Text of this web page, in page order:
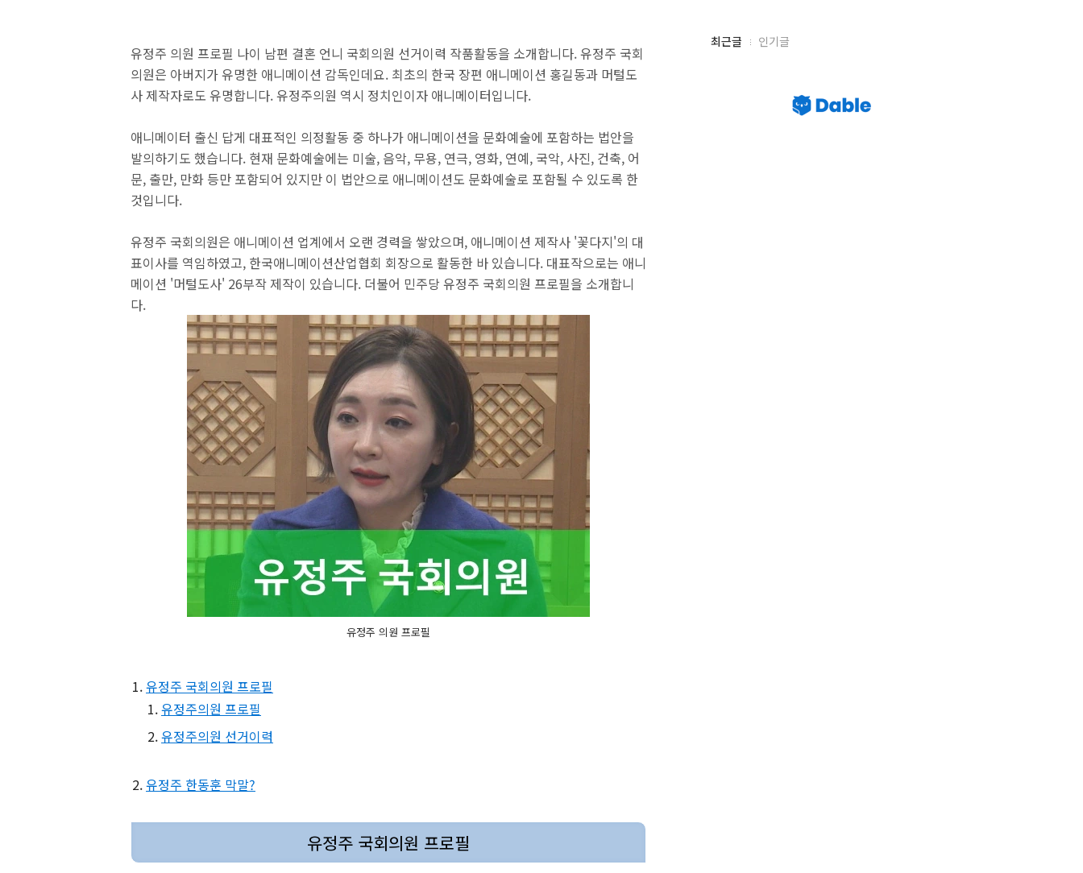
유정주 의원 프로필 나이 남편 결혼 언니 국회의원 선거이력 작품활동을 소개합니다. 유정주 국회
의원은 아버지가 유명한 애니메이션 감독인데요. 최초의 한국 장편 애니메이션 홍길동과 머털도
사 제작자로도 유명합니다. 유정주의원 역시 정치인이자 애니메이터입니다.
애니메이터 출신 답게 대표적인 의정활동 중 하나가 애니메이션을 문화예술에 포함하는 법안을
발의하기도 했습니다. 현재 문화예술에는 미술, 음악, 무용, 연극, 영화, 연예, 국악, 사진, 건축, 어
문, 출만, 만화 등만 포함되어 있지만 이 법안으로 애니메이션도 문화예술로 포함될 수 있도록 한
것입니다.
유정주 국회의원은 애니메이션 업계에서 오랜 경력을 쌓았으며, 애니메이션 제작사 '꽃다지'의 대
표이사를 역임하였고, 한국애니메이션산업협회 회장으로 활동한 바 있습니다. 대표작으로는 애니
메이션 '머털도사' 26부작 제작이 있습니다. 더불어 민주당 유정주 국회의원 프로필을 소개합니
다.
유정주 의원 프로필
유정주 국회의원 프로필
유정주의원 프로필
유정주의원 선거이력
유정주 한동훈 막말?
유정주 국회의원 프로필
최
최근글 인기글